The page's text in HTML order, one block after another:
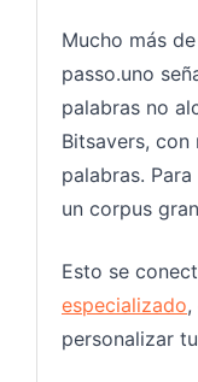
Mucho más
passo.uno
palabras no
Bitsavers, con
palabras.
un corpus
Esto se
especializado,
personalizar